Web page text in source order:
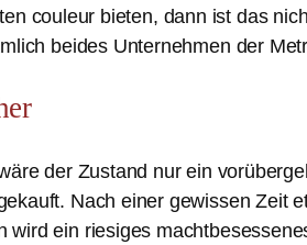
couleur bieten, dann ist das
beides Unternehmen der
der Zustand nur ein
Nach einer gewissen Zeit
ein riesiges